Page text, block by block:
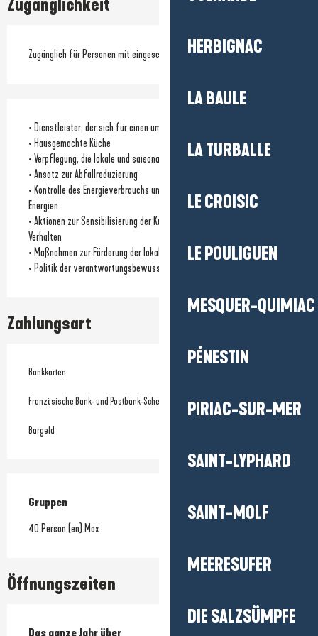
HERBIGNAC
LA BAULE
LA TURBALLE
LE CROISIC
LE POULIGUEN
MESQUER-QUIMIAC
PÉNESTIN
PIRIAC-SUR-MER
SAINT-LYPHARD
SAINT-MOLF
MEERESUFER
DIE SALZSÜMPFE
Zugänglichkeit
Zugänglich für Personen mit eingeschränkter Mobilität
• Dienstleister, der sich für einen umweltfreundlichen Ansatz einsetzt
• Hausgemachte Küche
• Verpflegung, die lokale und saisonale Produkte fördert
• Ansatz zur Abfallreduzierung
• Kontrolle des Energieverbrauchs und/oder Nutzung erneuerbarer
Energien
• Aktionen zur Sensibilisierung der Kundschaft für umweltbewusstes
Verhalten
• Maßnahmen zur Förderung der lokalen Biodiversität
• Politik der verantwortungsbewussten Beschaffung
Zahlungsart
Bankkarten
Französische Bank- und Postbank-Schecks
Bargeld
Gruppen
Gruppen
40 Person (en) Max
Öffnungszeiten
Das ganze Jahr über
Das ganze Jahr über